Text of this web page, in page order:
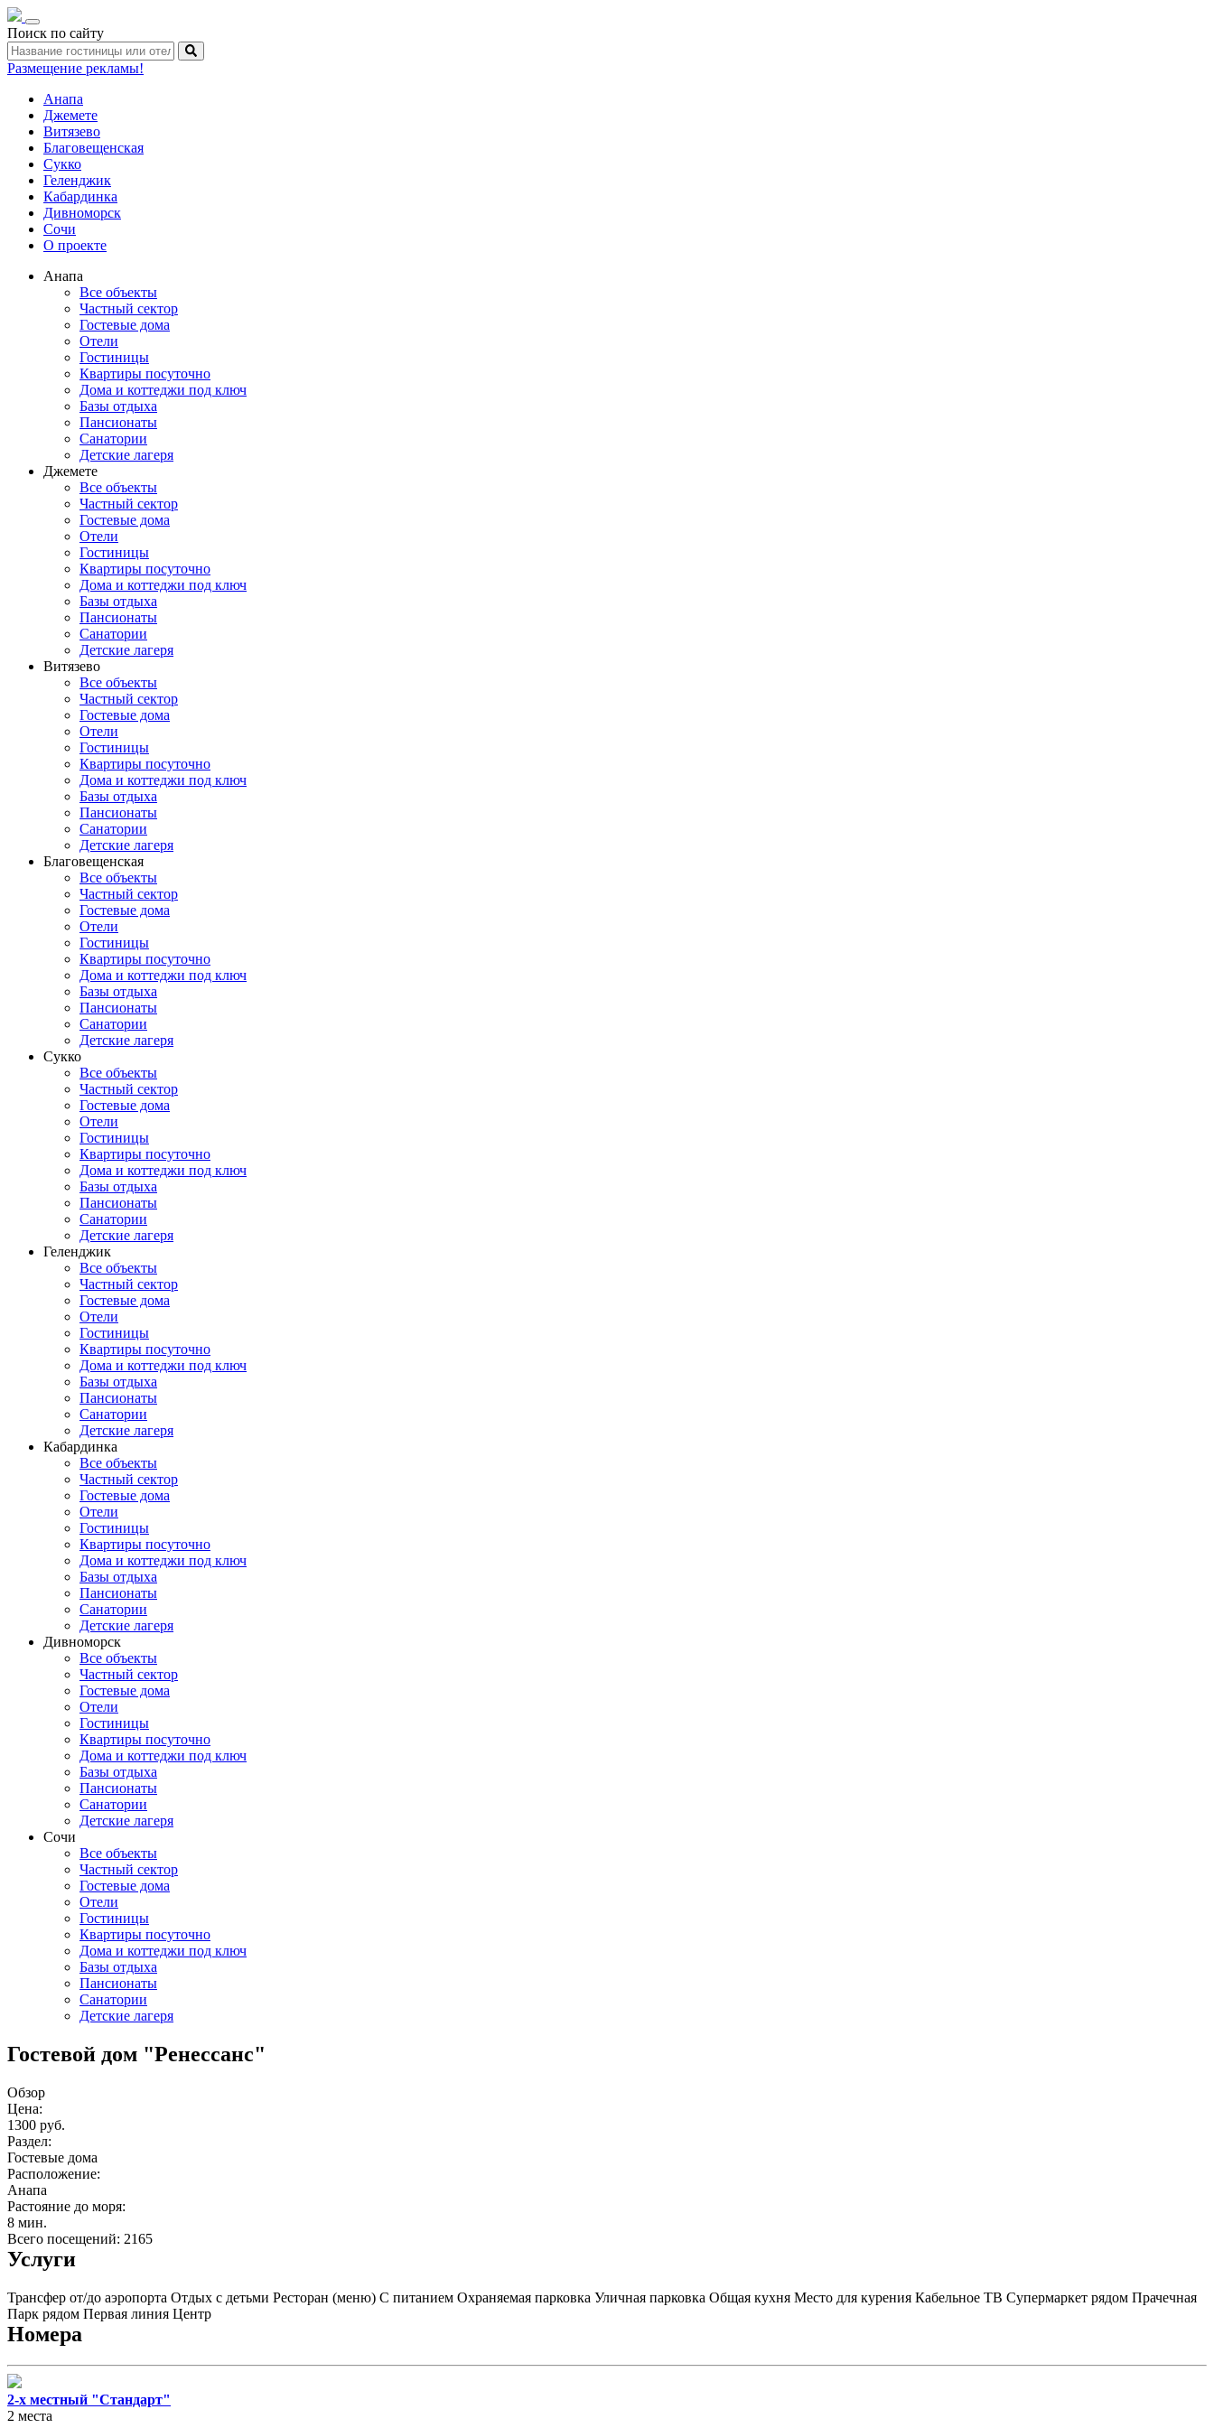
Toggle
navigation
Поиск по сайту
Размещение рекламы!
Анапа
Джемете
Витязево
Благовещенская
Сукко
Геленджик
Кабардинка
Дивноморск
Сочи
О проекте
Анапа
Все объекты
Частный сектор
Гостевые дома
Отели
Гостиницы
Квартиры посуточно
Дома и коттеджи под ключ
Базы отдыха
Пансионаты
Санатории
Детские лагеря
Джемете
Все объекты
Частный сектор
Гостевые дома
Отели
Гостиницы
Квартиры посуточно
Дома и коттеджи под ключ
Базы отдыха
Пансионаты
Санатории
Детские лагеря
Витязево
Все объекты
Частный сектор
Гостевые дома
Отели
Гостиницы
Квартиры посуточно
Дома и коттеджи под ключ
Базы отдыха
Пансионаты
Санатории
Детские лагеря
Благовещенская
Все объекты
Частный сектор
Гостевые дома
Отели
Гостиницы
Квартиры посуточно
Дома и коттеджи под ключ
Базы отдыха
Пансионаты
Санатории
Детские лагеря
Сукко
Все объекты
Частный сектор
Гостевые дома
Отели
Гостиницы
Квартиры посуточно
Дома и коттеджи под ключ
Базы отдыха
Пансионаты
Санатории
Детские лагеря
Геленджик
Все объекты
Частный сектор
Гостевые дома
Отели
Гостиницы
Квартиры посуточно
Дома и коттеджи под ключ
Базы отдыха
Пансионаты
Санатории
Детские лагеря
Кабардинка
Все объекты
Частный сектор
Гостевые дома
Отели
Гостиницы
Квартиры посуточно
Дома и коттеджи под ключ
Базы отдыха
Пансионаты
Санатории
Детские лагеря
Дивноморск
Все объекты
Частный сектор
Гостевые дома
Отели
Гостиницы
Квартиры посуточно
Дома и коттеджи под ключ
Базы отдыха
Пансионаты
Санатории
Детские лагеря
Сочи
Все объекты
Частный сектор
Гостевые дома
Отели
Гостиницы
Квартиры посуточно
Дома и коттеджи под ключ
Базы отдыха
Пансионаты
Санатории
Детские лагеря
Гостевой дом "Ренессанс"
Обзор
Цена:
1300 руб.
Раздел:
Гостевые дома
Расположение:
Анапа
Растояние до моря:
8 мин.
Всего посещений: 2165
Услуги
Трансфер от/до аэропорта Отдых с детьми Ресторан (меню) С питанием Охраняемая парковка Уличная парковка Общая кухня Место для курения Кабельное ТВ Супермаркет рядом Прачечная
Парк рядом Первая линия Центр
Номера
2-х местный "Стандарт"
2 места